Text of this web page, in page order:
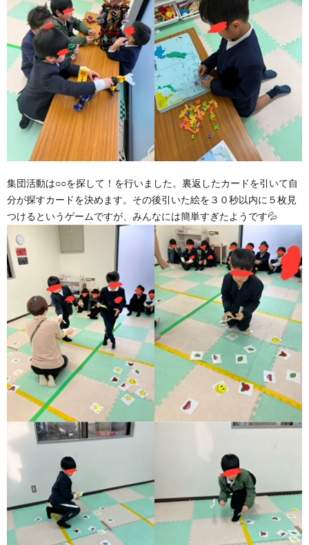
集団活動は○○を探して！を行いました。裏返したカードを引いて自
分が探すカードを決めます。その後引いた絵を３０秒以内に５枚見
つけるというゲームですが、みんなには簡単すぎたようです💦